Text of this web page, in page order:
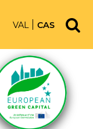
VAL CAS